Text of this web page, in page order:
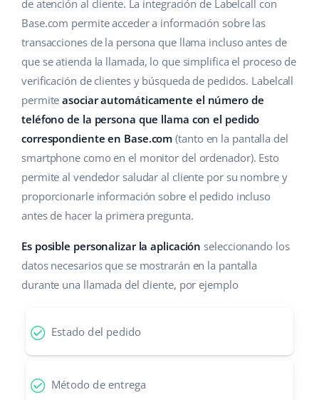
Gestión de envíos
Automatizaciones
Base Connect
IA para e-commerce
Productos infantiles
Electrónica
Piezas de automóviles
Supermercado
Salud y belleza
Moda
Ayuda
Base Academy
Servicios
Implementación de sistemas
Auditoría de cuentas
Calculadora de beneficios
Contáctanos
english (GB)
english (IN)
čeština
deutsch
Ελληνικά
español (AR)
español (MX)
de atención al cliente. La integración de Labelcall con
Base.com permite acceder a información sobre las
transacciones de la persona que llama incluso antes de
que se atienda la llamada, lo que simplifica el proceso de
verificación de clientes y búsqueda de pedidos. Labelcall
permiteasociar automáticamente el número de
teléfono de la persona que llama con el pedido
correspondiente en Base.com (tanto en la pantalla del
smartphone como en el monitor del ordenador). Esto
permite al vendedor saludar al cliente por su nombre y
proporcionarle información sobre el pedido incluso
antes de hacer la primera pregunta.
Es posible personalizar la aplicación seleccionando los
datos necesarios que se mostrarán en la pantalla
durante una llamada del cliente, por ejemplo
Estado del pedido
Método de entrega